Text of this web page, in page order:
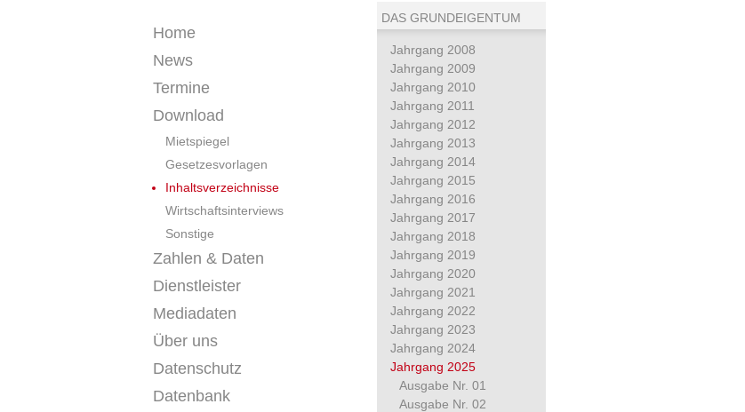
Home
News
Termine
Download
Mietspiegel
Gesetzesvorlagen
Inhaltsverzeichnisse
Wirtschaftsinterviews
Sonstige
Zahlen & Daten
Dienstleister
Mediadaten
Über uns
Datenschutz
Datenbank
DAS GRUNDEIGENTUM
Jahrgang 2008
Jahrgang 2009
Jahrgang 2010
Jahrgang 2011
Jahrgang 2012
Jahrgang 2013
Jahrgang 2014
Jahrgang 2015
Jahrgang 2016
Jahrgang 2017
Jahrgang 2018
Jahrgang 2019
Jahrgang 2020
Jahrgang 2021
Jahrgang 2022
Jahrgang 2023
Jahrgang 2024
Jahrgang 2025
Ausgabe Nr. 01
Ausgabe Nr. 02